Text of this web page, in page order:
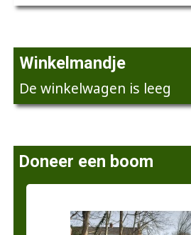
Winkelmandje
De winkelwagen is leeg
Doneer een boom